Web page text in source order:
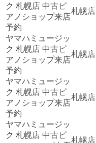
ク 札幌店 中古ピ
アノショップ来店
予約
札幌店
ヤマハミュージッ
ク 札幌店 中古ピ
アノショップ来店
予約
札幌店
ヤマハミュージッ
ク 札幌店 中古ピ
アノショップ来店
予約
札幌店
ヤマハミュージッ
ク 札幌店 中古ピ
札幌店